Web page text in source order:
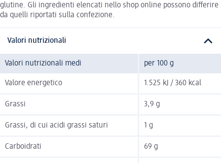
glutine. Gli ingredienti elencati nello shop online possono differire
da quelli riportati sulla confezione.
Valori nutrizionali
Valori nutrizionali medi per 100 g
Valore energetico 1.525 kJ / 360 kcal
Grassi 3,9 g
Grassi, di cui acidi grassi saturi 1 g
Carboidrati 69 g